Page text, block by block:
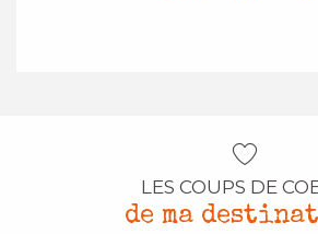
LES COUPS DE
de ma